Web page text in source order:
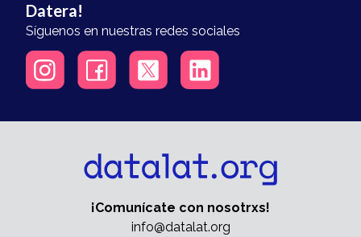
Datera!
Síguenos en nuestras redes sociales
¡Comunícate con nosotrxs!
info@datalat.org